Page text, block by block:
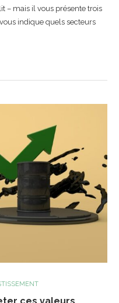
– mais il vous présente trois
indique quels secteurs